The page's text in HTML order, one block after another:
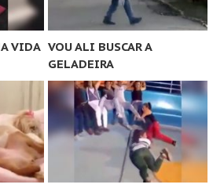
VIDA VOU ALI BUSCAR A
GELADEIRA